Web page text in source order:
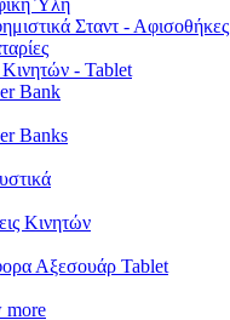
Ύλη
Σταντ - Αφισοθήκες
- Tablet
Bank
Banks
Κινητών
Αξεσουάρ Tablet
more